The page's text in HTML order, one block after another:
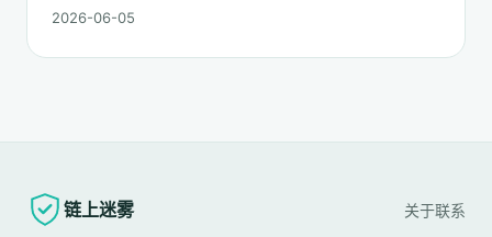
2026-06-05
链上迷雾 关于联系